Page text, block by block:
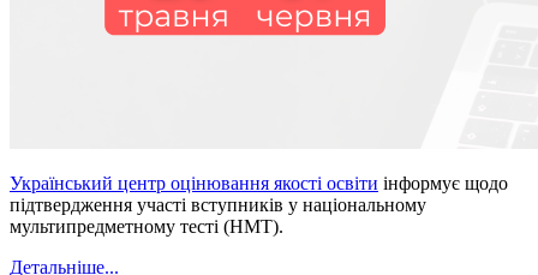
Український центр оцінювання якості освіти інформує щодо
підтвердження участі вступників у національному
мультипредметному тесті (НМТ).
Детальніше...